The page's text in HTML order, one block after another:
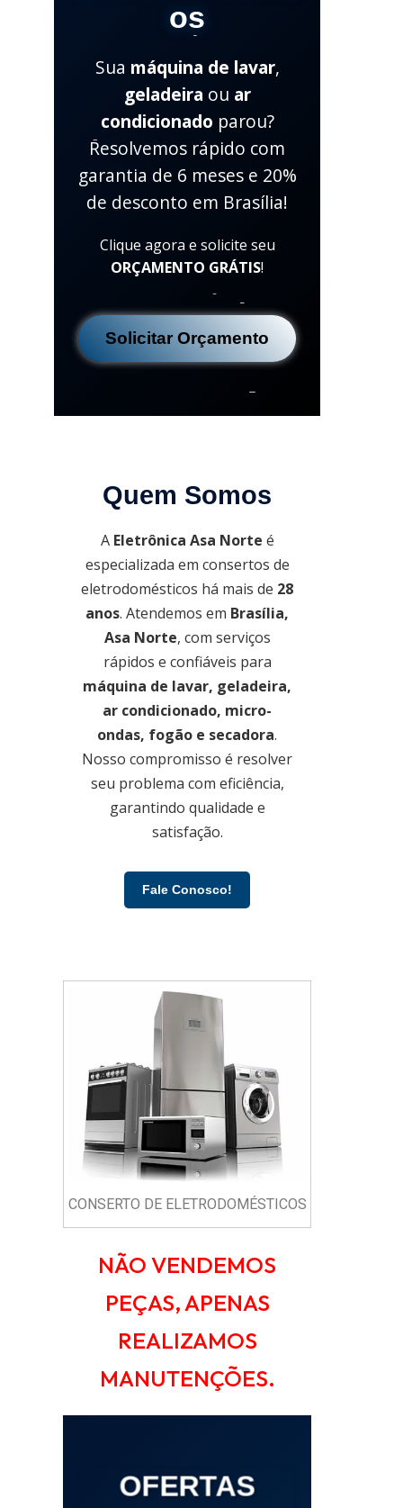
os
Sua máquina de lavar,
geladeira ou ar
condicionado parou?
Resolvemos rápido com
garantia de 6 meses e 20%
de desconto em Brasília!
Clique agora e solicite seu
ORÇAMENTO GRÁTIS!
Solicitar Orçamento
Quem Somos
A Eletrônica Asa Norte é
especializada em consertos de
eletrodomésticos há mais de 28
anos. Atendemos em Brasília,
Asa Norte, com serviços
rápidos e confiáveis para
máquina de lavar, geladeira,
ar condicionado, micro-
ondas, fogão e secadora.
Nosso compromisso é resolver
seu problema com eficiência,
garantindo qualidade e
satisfação.
Fale Conosco!
CONSERTO DE ELETRODOMÉSTICOS
NÃO VENDEMOS
PEÇAS, APENAS
REALIZAMOS
MANUTENÇÕES.
OFERTAS